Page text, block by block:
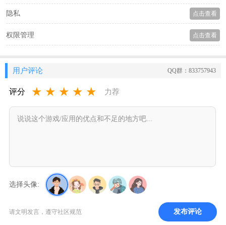
隐私 点击查看
权限管理 点击查看
用户评论 QQ群：833757943
评分 ★ ★ ★ ★ ★ 力荐
选择头像:
请文明发言，遵守社区规范 发布评论